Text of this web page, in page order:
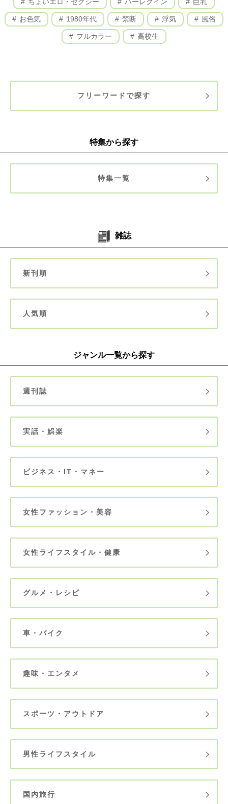
お色気 1980年代 禁断 浮気 風俗
フルカラー 高校生
フリーワードで探す
特集から探す
特集一覧
雑誌
新刊順
人気順
ジャンル一覧から探す
週刊誌
実話・娯楽
ビジネス・IT・マネー
女性ファッション・美容
女性ライフスタイル・健康
グルメ・レシピ
車・バイク
趣味・エンタメ
スポーツ・アウトドア
男性ライフスタイル
国内旅行